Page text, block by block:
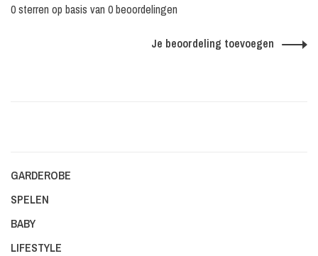
0 sterren op basis van 0 beoordelingen
Je beoordeling toevoegen
GARDEROBE
SPELEN
BABY
LIFESTYLE